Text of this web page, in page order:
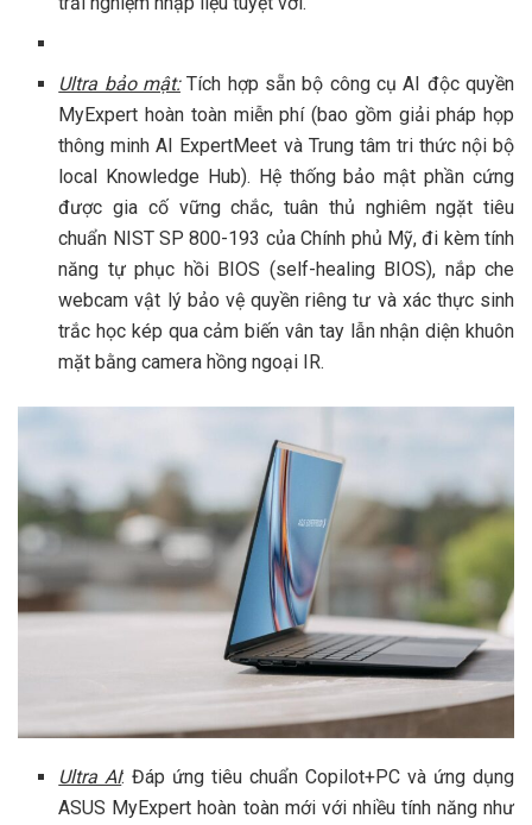
Ultra bảo mật:Tích hợp sẵn bộ công cụ AI độc quyền
MyExpert hoàn toàn miễn phí (bao gồm giải pháp họp
thông minh AI ExpertMeet và Trung tâm tri thức nội bộ
local Knowledge Hub). Hệ thống bảo mật phần cứng
được gia cố vững chắc, tuân thủ nghiêm ngặt tiêu
chuẩn NIST SP 800-193 của Chính phủ Mỹ, đi kèm tính
năng tự phục hồi BIOS (self-healing BIOS), nắp che
webcam vật lý bảo vệ quyền riêng tư và xác thực sinh
trắc học kép qua cảm biến vân tay lẫn nhận diện khuôn
mặt bằng camera hồng ngoại IR.
Ultra AI: Đáp ứng tiêu chuẩn Copilot+PC và ứng dụng
ASUS MyExpert hoàn toàn mới với nhiều tính năng như